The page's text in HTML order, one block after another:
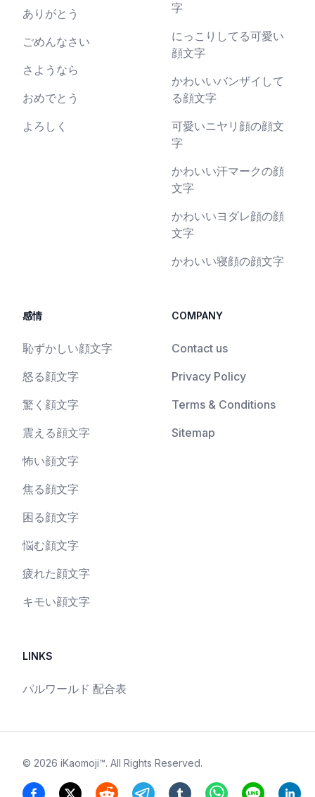
ありがとう
ごめんなさい
さようなら
おめでとう
よろしく
字
にっこりしてる可愛い
顔文字
かわいいバンザイして
る顔文字
可愛いニヤリ顔の顔文
字
かわいい汗マークの顔
文字
かわいいヨダレ顔の顔
文字
かわいい寝顔の顔文字
感情
恥ずかしい顔文字
怒る顔文字
驚く顔文字
震える顔文字
怖い顔文字
焦る顔文字
困る顔文字
悩む顔文字
疲れた顔文字
キモい顔文字
COMPANY
Contact us
Privacy Policy
Terms & Conditions
Sitemap
LINKS
パルワールド 配合表
© 2026 iKaomoji™. All Rights Reserved.